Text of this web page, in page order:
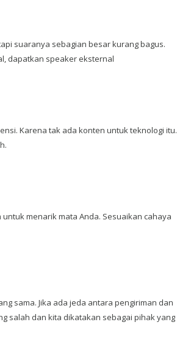
suaranya sebagian besar kurang bagus.
dapatkan speaker eksternal
Karena tak ada konten untuk teknologi itu.
menarik mata Anda. Sesuaikan cahaya
sama. Jika ada jeda antara pengiriman dan
salah dan kita dikatakan sebagai pihak yang